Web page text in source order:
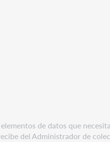
de datos que
del Administrador de